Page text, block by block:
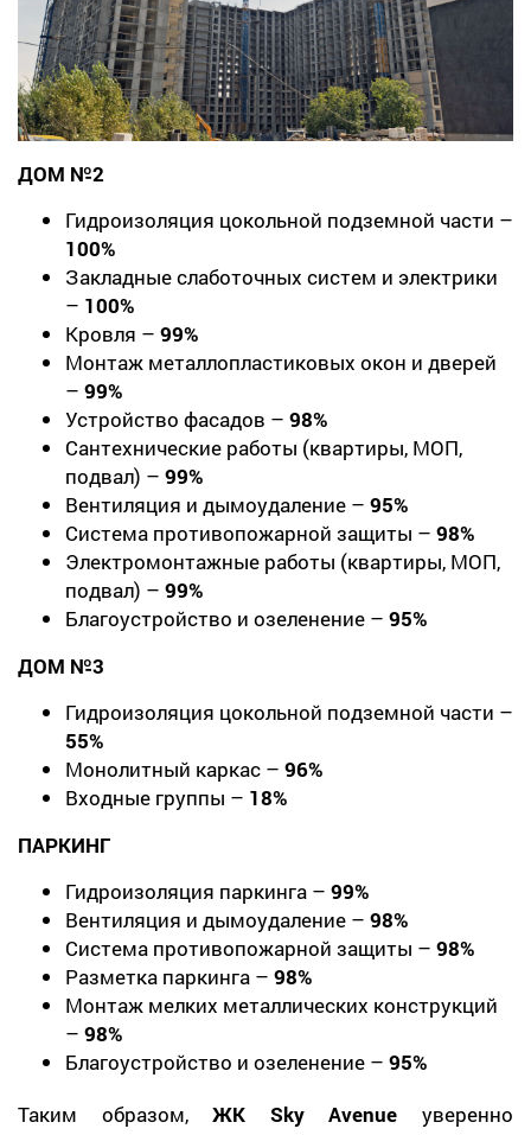
ДОМ №2
Гидроизоляция цокольной подземной части –
100%
Закладные слаботочных систем и электрики
– 100%
Кровля – 99%
Монтаж металлопластиковых окон и дверей
– 99%
Устройство фасадов – 98%
Сантехнические работы (квартиры, МОП,
подвал) – 99%
Вентиляция и дымоудаление – 95%
Система противопожарной защиты – 98%
Электромонтажные работы (квартиры, МОП,
подвал) – 99%
Благоустройство и озеленение – 95%
ДОМ №3
Гидроизоляция цокольной подземной части –
55%
Монолитный каркас – 96%
Входные группы – 18%
ПАРКИНГ
Гидроизоляция паркинга – 99%
Вентиляция и дымоудаление – 98%
Система противопожарной защиты – 98%
Разметка паркинга – 98%
Монтаж мелких металлических конструкций
– 98%
Благоустройство и озеленение – 95%
Таким образом,ЖК Sky Avenue уверенно